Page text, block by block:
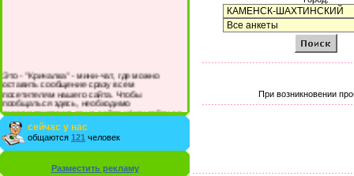
Это - "Кричалка" - мини-чат, где можно
оставить сообщение сразу всем
посетителям нашего сайта. Чтобы
пообщаться здесь, необходимо
зарегистрироваться на сайте и/или войти со
своими логином и паролем.
сейчас у нас
общаются 121 человек
Разместить рекламу
При возникновении